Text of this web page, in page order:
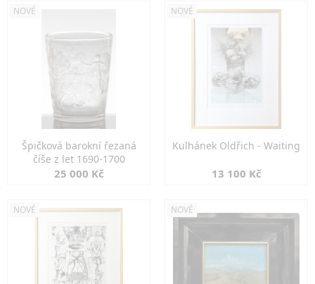
NOVÉ
Špičková barokní řezaná
číše z let 1690-1700
25 000 Kč
NOVÉ
Kulhánek Oldřich - Waiting
13 100 Kč
NOVÉ NOVÉ